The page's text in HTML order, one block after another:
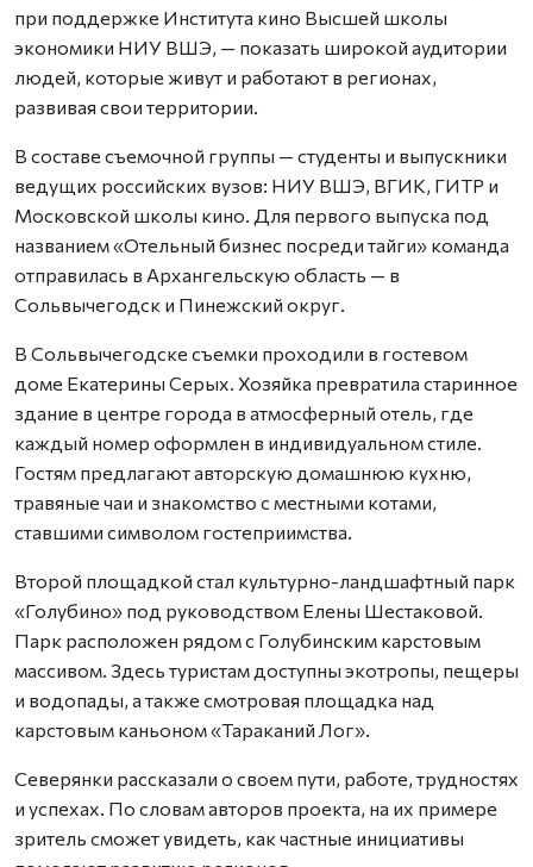
при поддержке Института кино Высшей школы
экономики НИУ ВШЭ, — показать широкой аудитории
людей, которые живут и работают в регионах,
развивая свои территории.
В составе съемочной группы — студенты и выпускники
ведущих российских вузов: НИУ ВШЭ, ВГИК, ГИТР и
Московской школы кино. Для первого выпуска под
названием «Отельный бизнес посреди тайги» команда
отправилась в Архангельскую область — в
Сольвычегодск и Пинежский округ.
В Сольвычегодске съемки проходили в гостевом
доме Екатерины Серых. Хозяйка превратила старинное
здание в центре города в атмосферный отель, где
каждый номер оформлен в индивидуальном стиле.
Гостям предлагают авторскую домашнюю кухню,
травяные чаи и знакомство с местными котами,
ставшими символом гостеприимства.
Второй площадкой стал культурно-ландшафтный парк
«Голубино» под руководством Елены Шестаковой.
Парк расположен рядом с Голубинским карстовым
массивом. Здесь туристам доступны экотропы, пещеры
и водопады, а также смотровая площадка над
карстовым каньоном «Тараканий Лог».
Северянки рассказали о своем пути, работе, трудностях
и успехах. По словам авторов проекта, на их примере
зритель сможет увидеть, как частные инициативы